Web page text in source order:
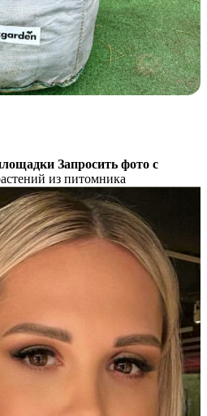
Запросить фото с
из питомника